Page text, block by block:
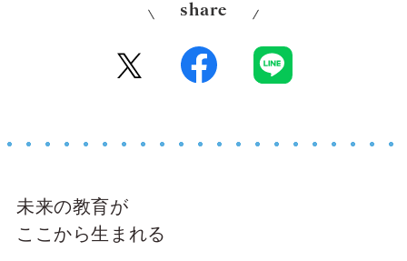
share
未来の教育が
ここから生まれる